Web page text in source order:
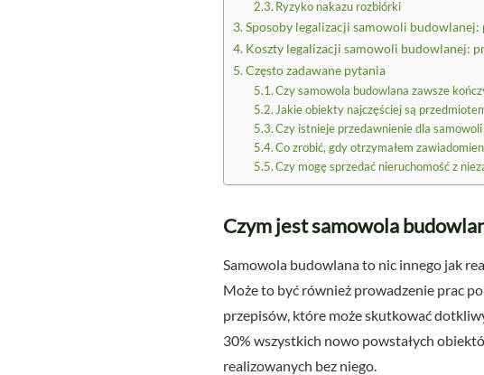
Ryzyko nakazu rozbiórki
Sposoby legalizacji samowoli
Koszty legalizacji samowoli budowlanej:
Często zadawane pytania
Czy samowola budowlana zawsze
Jakie obiekty najczęściej są
Czy istnieje przedawnienie dla
Co zrobić, gdy otrzymałem
Czy mogę sprzedać nieruchomość z
Czym jest samowola
Samowola budowlana to nic innego jak
Może to być również prowadzenie prac
przepisów, które może skutkować
30% wszystkich nowo powstałych
realizowanych bez niego.